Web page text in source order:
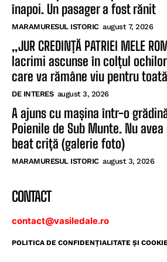
înapoi. Un pasager a fost rănit
MARAMURESUL ISTORIC august 7, 2026
„JUR CREDINȚĂ PATRIEI MELE
lacrimi ascunse în colțul
care va rămâne viu pentru
DE INTERES august 3, 2026
A ajuns cu mașina într-o
Poienile de Sub Munte. Nu
beat criță (galerie foto)
MARAMURESUL ISTORIC august 3, 2026
CONTACT
contact@vasiledale.ro
POLITICA DE CONFIDENŢIALITATE ŞI